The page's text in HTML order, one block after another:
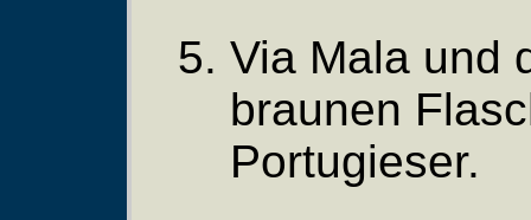
Via Mala und
braunen
Portugieser.